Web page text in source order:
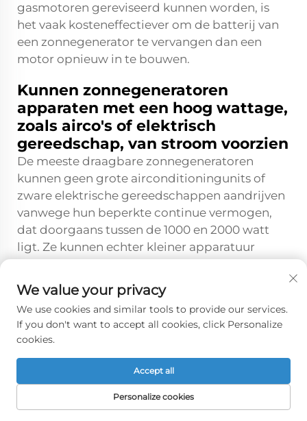
gasmotoren gereviseerd kunnen worden, is
het vaak kosteneffectiever om de batterij van
een zonnegenerator te vervangen dan een
motor opnieuw in te bouwen.
Kunnen zonnegeneratoren
apparaten met een hoog wattage,
zoals airco's of elektrisch
gereedschap, van stroom voorzien
De meeste draagbare zonnegeneratoren
kunnen geen grote airconditioningunits of
zware elektrische gereedschappen aandrijven
vanwege hun beperkte continue vermogen,
dat doorgaans tussen de 1000 en 2000 watt
ligt. Ze kunnen echter kleiner apparatuur
laptops, LED-verlichting, ventilatoren en
opladers voor apparaten. Sommige grotere
modellen van zonnegeneratoren bieden nu
meer dan 3000 watt continue vermogen,
elektrische gereedschappen gedurende
beperkte tijd kunnen worden gebruikt.
Wat gebeurt er met
We value your privacy
We use cookies and similar tools to provide our services.
If you don't want to accept all cookies, click Personalize
cookies.
Personalize cookies
Accept all